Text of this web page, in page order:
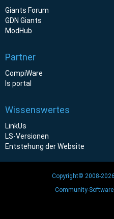
Giants Forum
GDN Giants
ModHub
Partner
CompiWare
ls portal
Wissenswertes
LinkUs
LS-Versionen
Entstehung der Website
Copyright© 2008-
Community-Software: